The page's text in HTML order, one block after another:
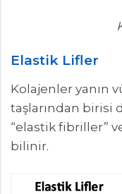
Elastik Lifler
Kolajenler yanın
taşlarından birisi
“elastik fibriller”
bilinir.